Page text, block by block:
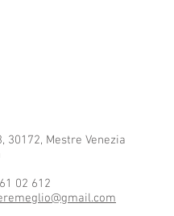
30172, Mestre Venezia
02 612